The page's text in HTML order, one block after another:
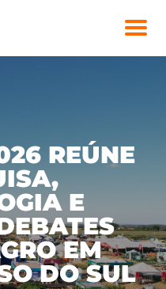
REÚNE
E
EM
DO SUL